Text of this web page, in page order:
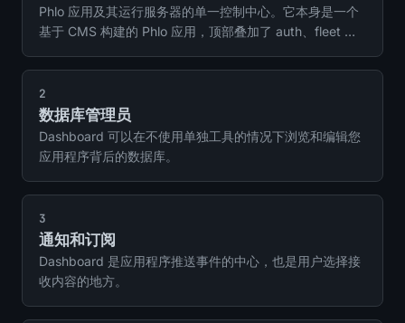
Phlo 应用及其运行服务器的单一控制中心。它本身是一个
基于 CMS 构建的 Phlo 应用，顶部叠加了 auth、fleet 工
2
数据库管理员
Dashboard 可以在不使用单独工具的情况下浏览和编辑您
应用程序背后的数据库。
3
通知和订阅
Dashboard 是应用程序推送事件的中心，也是用户选择接
收内容的地方。